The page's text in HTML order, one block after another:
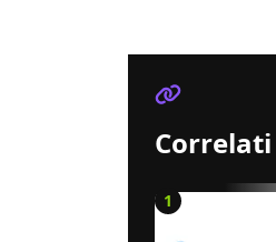
Correlati
1